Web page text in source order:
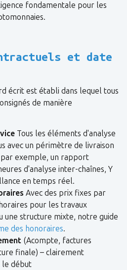
fondamentale pour les
et date
écrit est établi dans lequel tous
de manière
Tous les éléments d'analyse
avec un périmètre de livraison
exemple, un rapport
d'analyse inter-chaînes, Y
en temps réel.
Avec des prix fixes par
pour les travaux
une structure mixte, notre guide
des honoraires.
(Acompte, factures
finale) – clairement
le début